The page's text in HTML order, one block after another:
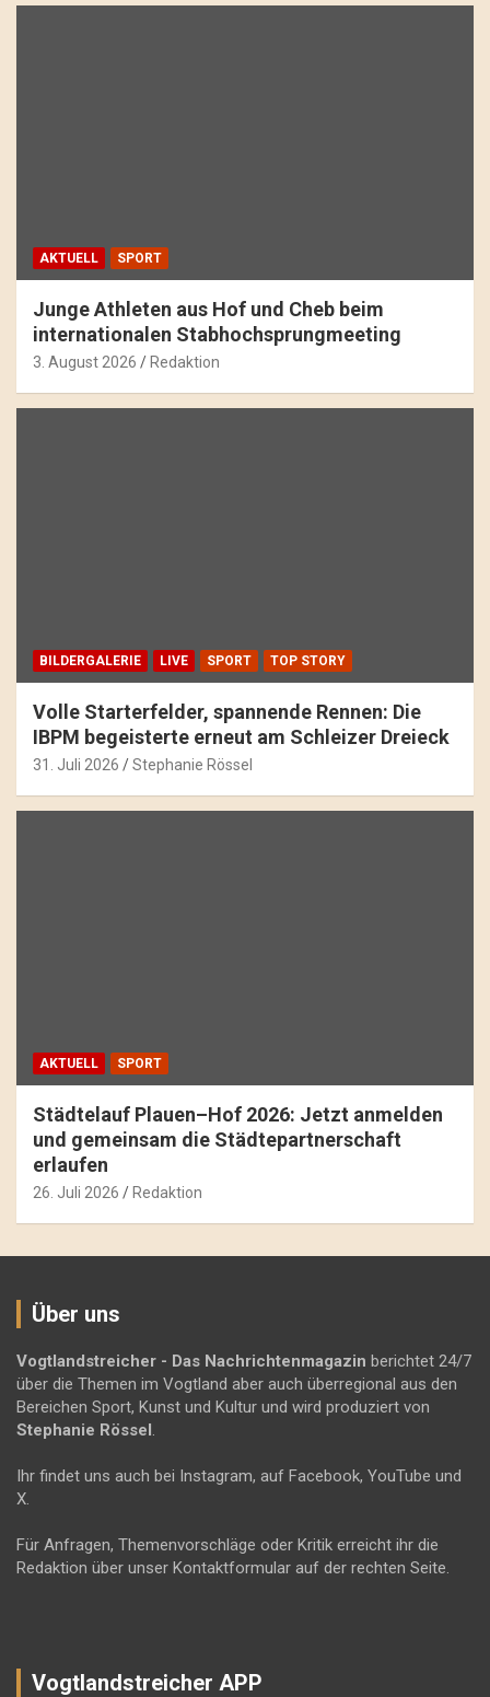
AKTUELL SPORT
Junge Athleten aus Hof und Cheb beim
internationalen Stabhochsprungmeeting
3. August 2026 Redaktion
BILDERGALERIE LIVE SPORT TOP STORY
Volle Starterfelder, spannende Rennen: Die
IBPM begeisterte erneut am Schleizer Dreieck
31. Juli 2026 Stephanie Rössel
AKTUELL SPORT
Städtelauf Plauen–Hof 2026: Jetzt anmelden
und gemeinsam die Städtepartnerschaft
erlaufen
26. Juli 2026 Redaktion
Über uns
Vogtlandstreicher - Das Nachrichtenmagazin berichtet 24/7
über die Themen im Vogtland aber auch überregional aus den
Bereichen Sport, Kunst und Kultur und wird produziert von
Stephanie Rössel.
Ihr findet uns auch bei Instagram, auf Facebook, YouTube und
X.
Für Anfragen, Themenvorschläge oder Kritik erreicht ihr die
Redaktion über unser Kontaktformular auf der rechten Seite.
Vogtlandstreicher APP